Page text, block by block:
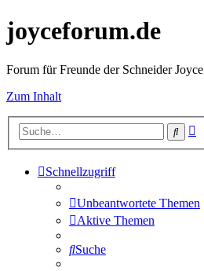
joyceforum.de
Forum für Freunde der Schneider Joyce
Zum Inhalt
Suche
Schnellzugriff
Unbeantwortete Themen
Aktive Themen
Suche